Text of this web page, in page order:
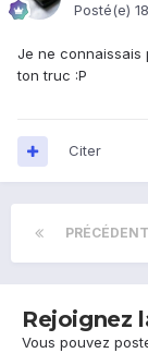
Posté(e)
Je ne connaissais
ton truc :P
Citer
PRÉCÉDENT
Rejoignez
Vous pouvez